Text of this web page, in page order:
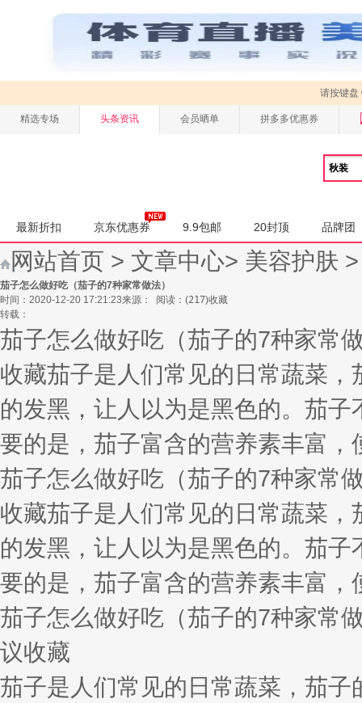
请按键盘
精选专场 头条资讯 会员晒单 拼多多优惠券
最新折扣 京东优惠券 9.9包邮 20封顶 品牌团
网站首页 > 文章中心> 美容护肤
茄子怎么做好吃（茄子的7种家常做法）
时间：2020-12-20 17:21:23来源： 阅读： (217)收藏
转载：
茄子怎么做好吃（茄子的7种家常
收藏茄子是人们常见的日常蔬菜
的发黑，让人以为是黑色的。茄
要的是，茄子富含的营养素丰富，
茄子怎么做好吃（茄子的7种家常
收藏茄子是人们常见的日常蔬菜
的发黑，让人以为是黑色的。茄
要的是，茄子富含的营养素丰富，
茄子怎么做好吃（茄子的7种家常
议收藏
茄子是人们常见的日常蔬菜，茄